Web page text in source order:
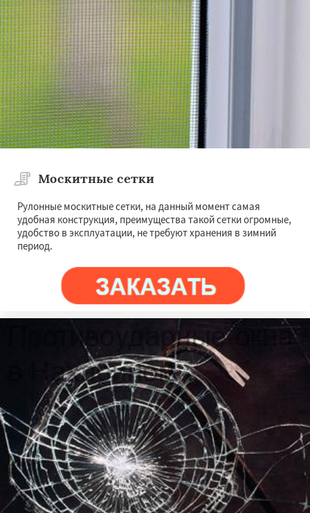
Москитные сетки
Рулонные москитные сетки, на данный момент самая
удобная конструкция, преимущества такой сетки огромные,
удобство в эксплуатации, не требуют хранения в зимний
период.